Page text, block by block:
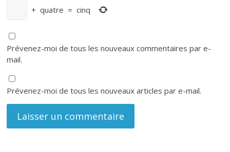
+ quatre = cinq
Prévenez-moi de tous les nouveaux commentaires par e-
mail.
Prévenez-moi de tous les nouveaux articles par e-mail.